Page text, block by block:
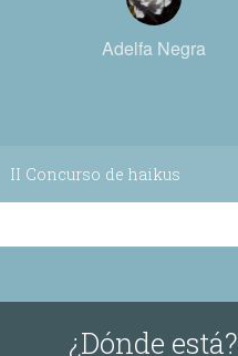
Adelfa Negra
II Concurso de haikus
¿Dónde está?